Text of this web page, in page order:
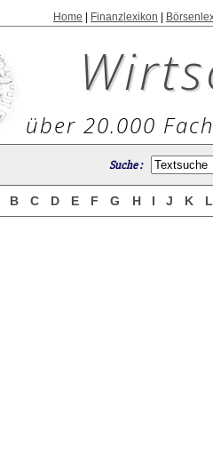
Home Finanzlexikon
über 20.000
Suche :
B C D E F G H I J K